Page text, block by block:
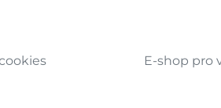
E-shop pro